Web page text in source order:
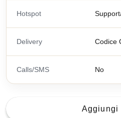
Hotspot
Delivery Codice
Calls/SMS No
Aggiungi